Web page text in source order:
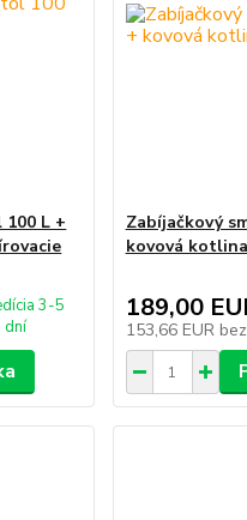
L +
3-5
dní
Zabíjačkový
kovová
189,00
153,66 EUR